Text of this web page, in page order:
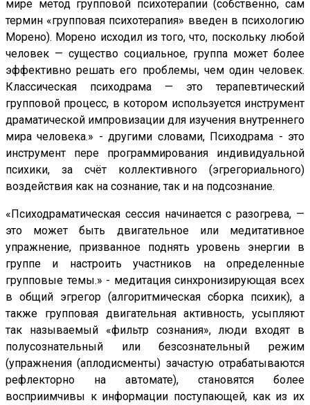
мире метод групповой психотерапии (собственно, сам
термин «групповая психотерапия» введен в психологию
Морено). Морено исходил из того, что, поскольку любой
человек — существо социальное, группа может более
эффективно решать его проблемы, чем один человек.
Классическая психодрама — это терапевтический
групповой процесс, в котором используется инструмент
драматической импровизации для изучения внутреннего
мира человека.» - другими словами, Психодрама - это
инструмент пере программирования индивидуальной
психики, за счёт коллективного (эгрегориального)
воздействия как на сознание, так и на подсознание.
«Психодраматическая сессия начинается с разогрева, —
это может быть двигательное или медитативное
упражнение, призванное поднять уровень энергии в
группе и настроить участников на определенные
групповые темы.» - медитация синхронизирующая всех
в общий эгрегор (алгоритмическая сборка психик), а
также групповая двигательная активность, усыпляют
так называемый «фильтр сознания», люди входят в
полусознательный или безсознательный режим
(упражнения (аплодисменты) зачастую отрабатываются
рефлекторно на автомате), становятся более
восприимчивы к информации поступающей, как из их